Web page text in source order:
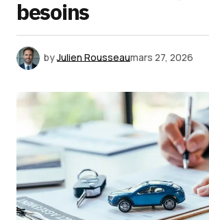
besoins
byJulien Rousseaumars 27, 2026